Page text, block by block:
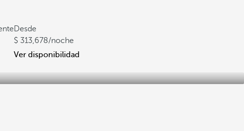
Desde
313,678/noche
Ver disponibilidad